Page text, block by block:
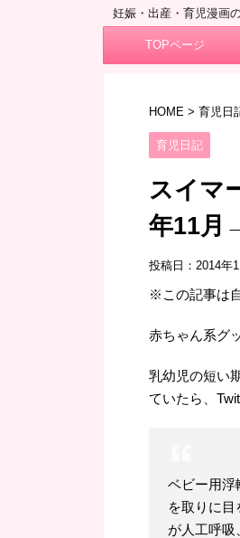
妊娠・出産・育児漫画
TOPページ
HOME> 育児日
育児日記
スイマ
年11月
投稿日：2014年
※この記事は
赤ちゃん系グ
乳幼児の短い
ていたら、
ベビー用浮
を取りに
が人工呼吸